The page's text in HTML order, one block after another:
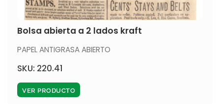
Bolsa abierta a 2 lados kraft
PAPEL ANTIGRASA ABIERTO
SKU: 220.41
VER PRODUCTO